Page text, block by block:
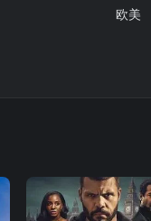
欧美